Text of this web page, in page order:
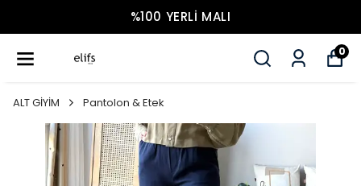
%100 YERLI MALI
0
ALT GİYİM Pantolon & Etek